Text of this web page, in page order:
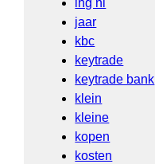
ing nl
jaar
kbc
keytrade
keytrade bank
klein
kleine
kopen
kosten